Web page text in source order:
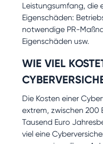
Leistungsumfang, die
Eigenschäden:
notwendige PR-
Eigenschäden usw.
WIE VIEL
Die Kosten einer
extrem, zwischen 200
Tausend Euro
viel eine